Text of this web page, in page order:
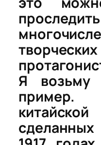
проследить
творческих
Я
возьму
пример.
китайской
сделанных